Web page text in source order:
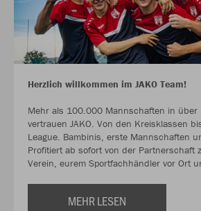
Herzlich willkommen im JAKO Team!
Mehr als 100.000 Mannschaften in über
vertrauen JAKO. Von den Kreisklassen
League. Bambinis, erste Mannschaften
Profitiert ab sofort von der Partnerschaft
Verein, eurem Sportfachhändler vor Ort
MEHR LESEN